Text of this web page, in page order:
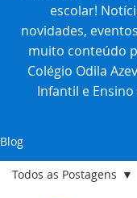
escolar!
novidades,
muito conteúdo
Colégio Odila
Infantil e
Blog
Todos as Postagens